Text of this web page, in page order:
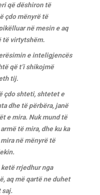
që dëshiron të
çdo mënyrë të
në mesin e aq
të virtytshëm.
e inteligjencës
që t’i shikojmë
tij.
çdo shteti, shtetet e
dhe të përbëra, janë
e mira. Nuk mund të
të mira, dhe ku ka
në mënyrë të
rrjedhur nga
aq më qartë ne duhet
saj.